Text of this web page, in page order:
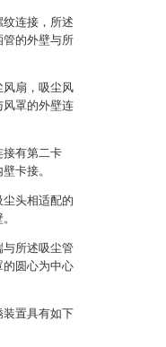
连接，所述
管的外壁与所
风扇，吸尘风
风罩的外壁连
接有第二卡
卡接。
头相适配的
与所述吸尘管
的圆心为中心
装置具有如下